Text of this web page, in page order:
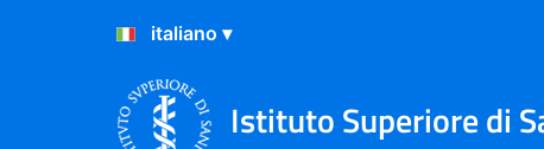
Salta al Contenuto
Salta al Footer
Istituto Superiore di